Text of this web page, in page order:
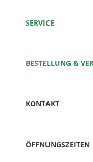
SERVICE
BESTELLUNG &
KONTAKT
ÖFFNUNGSZEITEN